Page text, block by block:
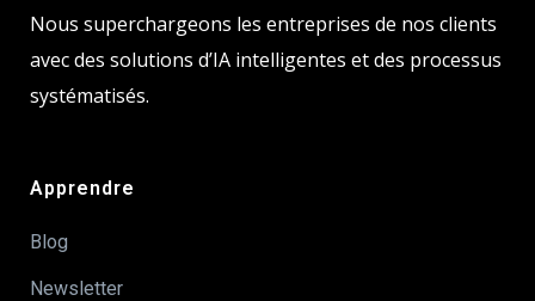
Nous superchargeons les entreprises de nos clients
avec des solutions d’IA intelligentes et des processus
systématisés.
Apprendre
Blog
Newsletter